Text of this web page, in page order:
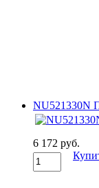
NU521330N
6 172 руб.